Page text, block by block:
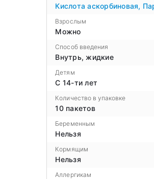
Кислота аскорбиновая,
Взрослым
Можно
Способ введения
Внутрь, жидкие
Детям
С 14-ти лет
Количество в упаковке
10 пакетов
Беременным
Нельзя
Кормящим
Нельзя
Аллергикам